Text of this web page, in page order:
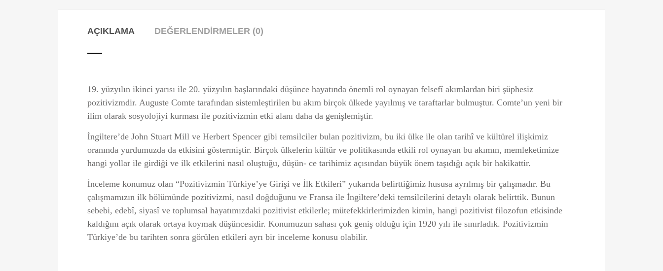
AÇIKLAMA DEĞERLENDIRMELER (0)
19. yüzyılın ikinci yarısı ile 20. yüzyılın başlarındaki düşünce hayatında önemli rol oynayan felsefî akımlardan biri şüphesiz
pozitivizmdir. Auguste Comte tarafından sistemleştirilen bu akım birçok ülkede yayılmış ve taraftarlar bulmuştur. Comte’un yeni bir
ilim olarak sosyolojiyi kurması ile pozitivizmin etki alanı daha da genişlemiştir.
İngiltere’de John Stuart Mill ve Herbert Spencer gibi temsilciler bulan pozitivizm, bu iki ülke ile olan tarihî ve kültürel ilişkimiz
oranında yurdumuzda da etkisini göstermiştir. Birçok ülkelerin kültür ve politikasında etkili rol oynayan bu akımın, memleketimize
hangi yollar ile girdiği ve ilk etkilerini nasıl oluştuğu, düşün- ce tarihimiz açısından büyük önem taşıdığı açık bir hakikattir.
İnceleme konumuz olan “Pozitivizmin Türkiye’ye Girişi ve İlk Etkileri” yukarıda belirttiğimiz hususa ayrılmış bir çalışmadır. Bu
çalışmamızın ilk bölümünde pozitivizmi, nasıl doğduğunu ve Fransa ile İngiltere’deki temsilcilerini detaylı olarak belirttik. Bunun
sebebi, edebî, siyasî ve toplumsal hayatımızdaki pozitivist etkilerle; mütefekkirlerimizden kimin, hangi pozitivist filozofun etkisinde
kaldığını açık olarak ortaya koymak düşüncesidir. Konumuzun sahası çok geniş olduğu için 1920 yılı ile sınırladık. Pozitivizmin
Türkiye’de bu tarihten sonra görülen etkileri ayrı bir inceleme konusu olabilir.